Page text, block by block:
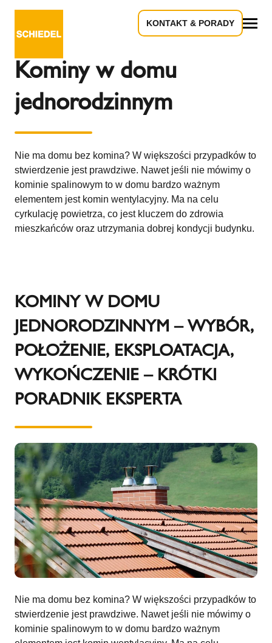
KONTAKT & PORADY
Kominy w domu
jednorodzinnym
Nie ma domu bez komina? W większości przypadków to
stwierdzenie jest prawdziwe. Nawet jeśli nie mówimy o
kominie spalinowym to w domu bardzo ważnym
elementem jest komin wentylacyjny. Ma na celu
cyrkulację powietrza, co jest kluczem do zdrowia
mieszkańców oraz utrzymania dobrej kondycji budynku.
KOMINY W DOMU
JEDNORODZINNYM – WYBÓR,
POŁOŻENIE, EKSPLOATACJA,
WYKOŃCZENIE – KRÓTKI
PORADNIK EKSPERTA
Nie ma domu bez komina? W większości przypadków to
stwierdzenie jest prawdziwe. Nawet jeśli nie mówimy o
kominie spalinowym to w domu bardzo ważnym